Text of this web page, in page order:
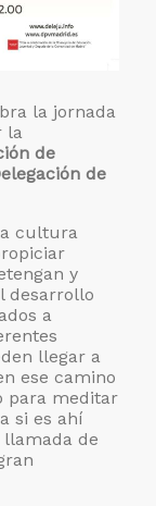
la jornada
la
de
de
cultura
y
desarrollo
a
llegar a
ese camino
para meditar
si es ahí
de